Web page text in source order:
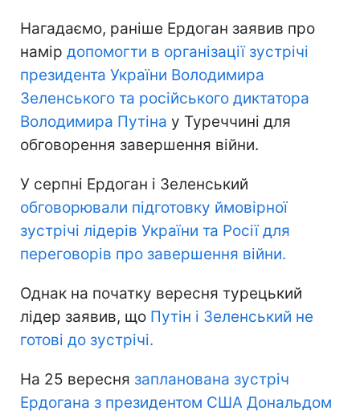
Нагадаємо, раніше Ердоган заявив про
намір допомогти в організації зустрічі
президента України Володимира
Зеленського та російського диктатора
Володимира Путіна у Туреччині для
обговорення завершення війни.
У серпні Ердоган і Зеленський
обговорювали підготовку ймовірної
зустрічі лідерів України та Росії для
переговорів про завершення війни.
Однак на початку вересня турецький
лідер заявив, що Путін і Зеленський не
готові до зустрічі.
На 25 вересня запланована зустріч
Ердогана з президентом США Дональдом